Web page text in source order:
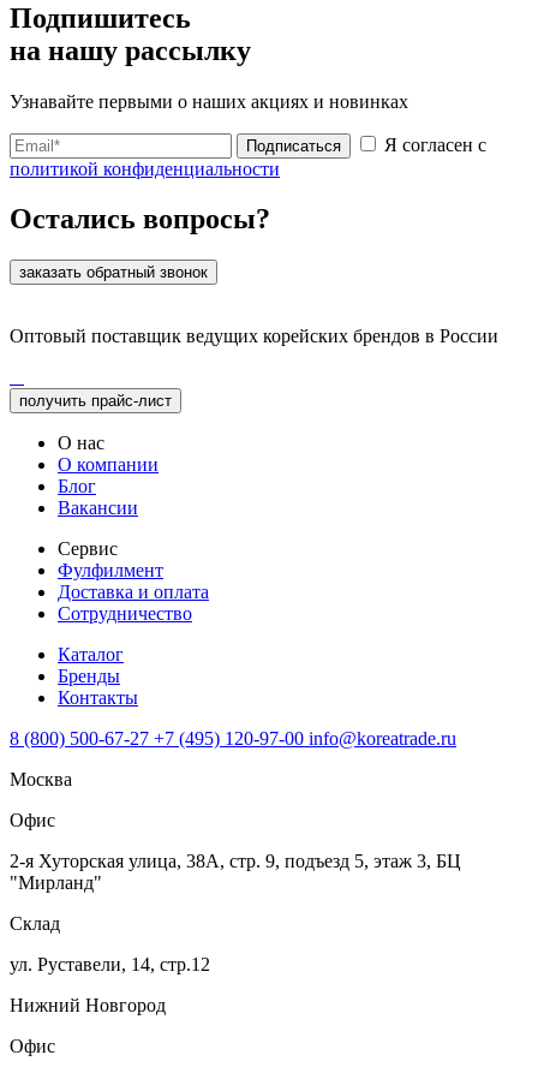
Подпишитесь
на нашу рассылку
Узнавайте первыми о наших акциях и новинках
Подписаться
Я согласен с
политикой конфиденциальности
Остались вопросы?
заказать обратный звонок
Оптовый поставщик ведущих корейских брендов в России
получить прайс-лист
О нас
О компании
Блог
Вакансии
Сервис
Фулфилмент
Доставка и оплата
Сотрудничество
Каталог
Бренды
Контакты
8 (800) 500-67-27 +7 (495) 120-97-00 info@koreatrade.ru
Москва
Офис
2-я Хуторская улица, 38А, стр. 9, подъезд 5, этаж 3, БЦ
"Мирланд"
Склад
ул. Руставели, 14, стр.12
Нижний Новгород
Офис